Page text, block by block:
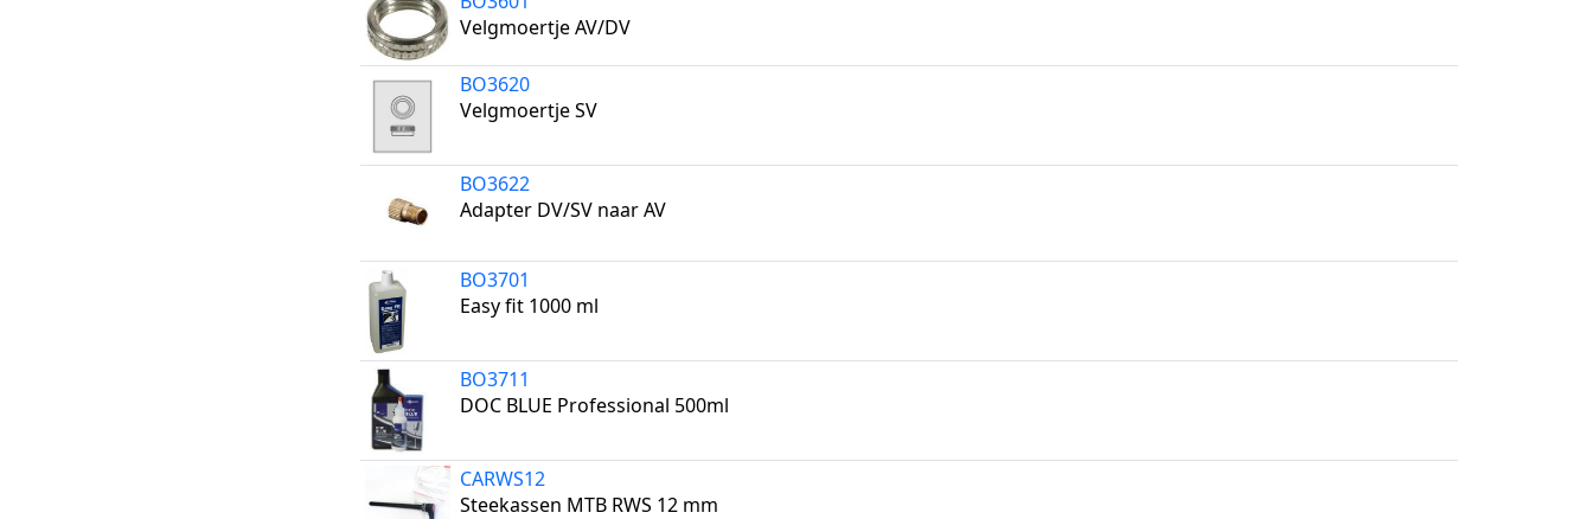
Velgmoertje AV/DV
BO3620
Velgmoertje SV
BO3622
Adapter DV/SV naar AV
BO3701
Easy fit 1000 ml
BO3711
DOC BLUE Professional 500ml
CARWS12
Steekassen MTB RWS 12 mm